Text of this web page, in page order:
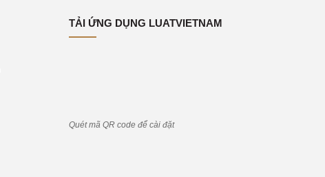
TẢI ỨNG DỤNG LUATVIETNAM
Quét mã QR code để cài đặt